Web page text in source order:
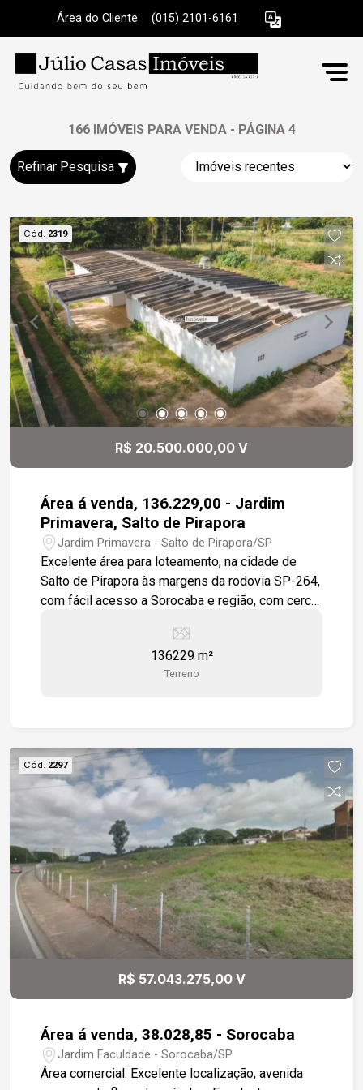
Área do Cliente (015) 2101-6161
166 IMÓVEIS PARA VENDA - PÁGINA 4
Refinar Pesquisa
Cód. 2319
R$ 20.500.000,00 V
Área á venda, 136.229,00 - Jardim
Primavera, Salto de Pirapora
Jardim Primavera - Salto de Pirapora/SP
Excelente área para loteamento, na cidade de
Salto de Pirapora às margens da rodovia SP-264,
com fácil acesso a Sorocaba e região, com cerca
136229 m²
Terreno
Cód. 2297
R$ 57.043.275,00 V
Área á venda, 38.028,85 - Sorocaba
Jardim Faculdade - Sorocaba/SP
Área comercial: Excelente localização, avenida